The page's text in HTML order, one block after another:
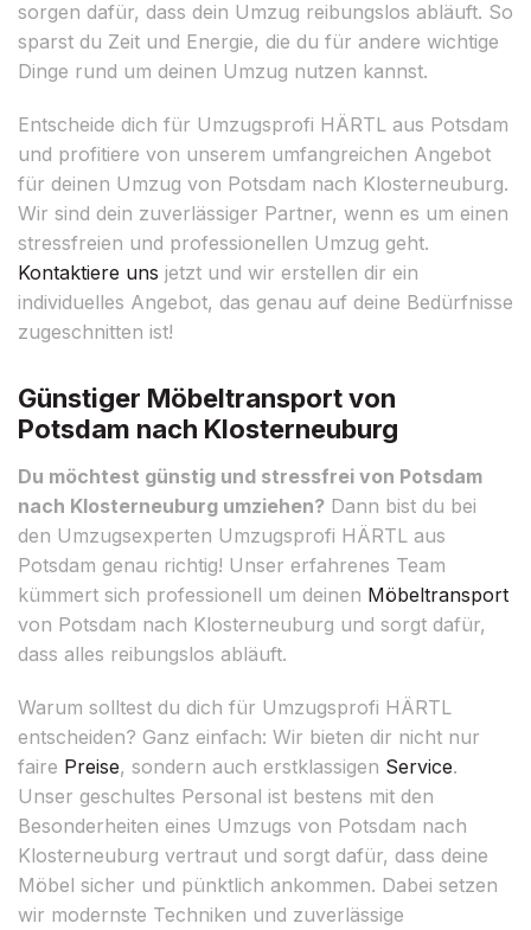
sorgen dafür, dass dein Umzug reibungslos abläuft. So
sparst du Zeit und Energie, die du für andere wichtige
Dinge rund um deinen Umzug nutzen kannst.
Entscheide dich für Umzugsprofi HÄRTL aus Potsdam
und profitiere von unserem umfangreichen Angebot
für deinen Umzug von Potsdam nach Klosterneuburg.
Wir sind dein zuverlässiger Partner, wenn es um einen
stressfreien und professionellen Umzug geht.
Kontaktiere uns jetzt und wir erstellen dir ein
individuelles Angebot, das genau auf deine Bedürfnisse
zugeschnitten ist!
Günstiger Möbeltransport von
Potsdam nach Klosterneuburg
Du möchtest günstig und stressfrei von Potsdam
nach Klosterneuburg umziehen? Dann bist du bei
den Umzugsexperten Umzugsprofi HÄRTL aus
Potsdam genau richtig! Unser erfahrenes Team
kümmert sich professionell um deinen Möbeltransport
von Potsdam nach Klosterneuburg und sorgt dafür,
dass alles reibungslos abläuft.
Warum solltest du dich für Umzugsprofi HÄRTL
entscheiden? Ganz einfach: Wir bieten dir nicht nur
faire Preise, sondern auch erstklassigen Service.
Unser geschultes Personal ist bestens mit den
Besonderheiten eines Umzugs von Potsdam nach
Klosterneuburg vertraut und sorgt dafür, dass deine
Möbel sicher und pünktlich ankommen. Dabei setzen
wir modernste Techniken und zuverlässige